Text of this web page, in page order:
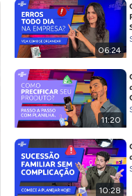
06:24
11:20
10:28